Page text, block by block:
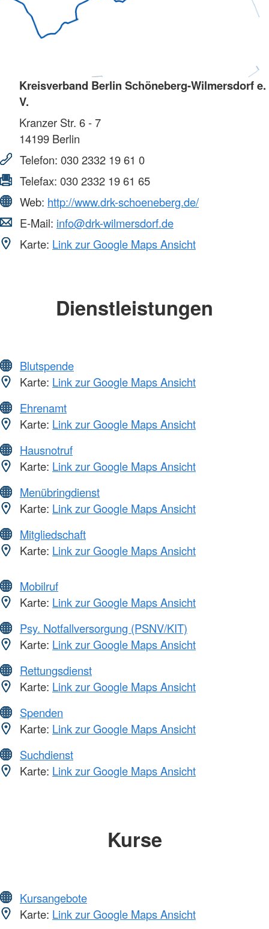
Kreisverband Berlin Schöneberg-Wilmersdorf e.
V.
Kranzer Str. 6 - 7
14199 Berlin
Telefon: 030 2332 19 61 0
Telefax: 030 2332 19 61 65
Web: http://www.drk-schoeneberg.de/
E-Mail: info@drk-wilmersdorf.de
Karte: Link zur Google Maps Ansicht
Dienstleistungen
Blutspende
Karte: Link zur Google Maps Ansicht
Ehrenamt
Karte: Link zur Google Maps Ansicht
Hausnotruf
Karte: Link zur Google Maps Ansicht
Menübringdienst
Karte: Link zur Google Maps Ansicht
Mitgliedschaft
Karte: Link zur Google Maps Ansicht
Mobilruf
Karte: Link zur Google Maps Ansicht
Psy. Notfallversorgung (PSNV/KIT)
Karte: Link zur Google Maps Ansicht
Rettungsdienst
Karte: Link zur Google Maps Ansicht
Spenden
Karte: Link zur Google Maps Ansicht
Suchdienst
Karte: Link zur Google Maps Ansicht
Kurse
Kursangebote
Karte: Link zur Google Maps Ansicht